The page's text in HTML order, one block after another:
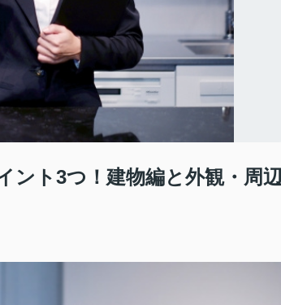
ント3つ！建物編と外観・周